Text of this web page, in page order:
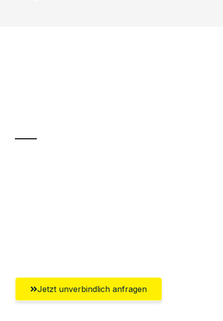
Jetzt unverbindlich anfragen